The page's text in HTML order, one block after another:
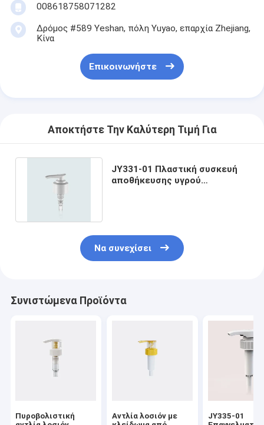
008618758071282
Δρόμος #589 Yeshan, πόλη Yuyao, επαρχία Zhejiang,
Κίνα
Επικοινωνήστε
Αποκτήστε Την Καλύτερη Τιμή Για
JY331-01 Πλαστική συσκευή
αποθήκευσης υγρού
Να συνεχίσει
Συνιστώμενα Προϊόντα
Πυροβολιστική
Αντλία λοσιόν με
JY335-01